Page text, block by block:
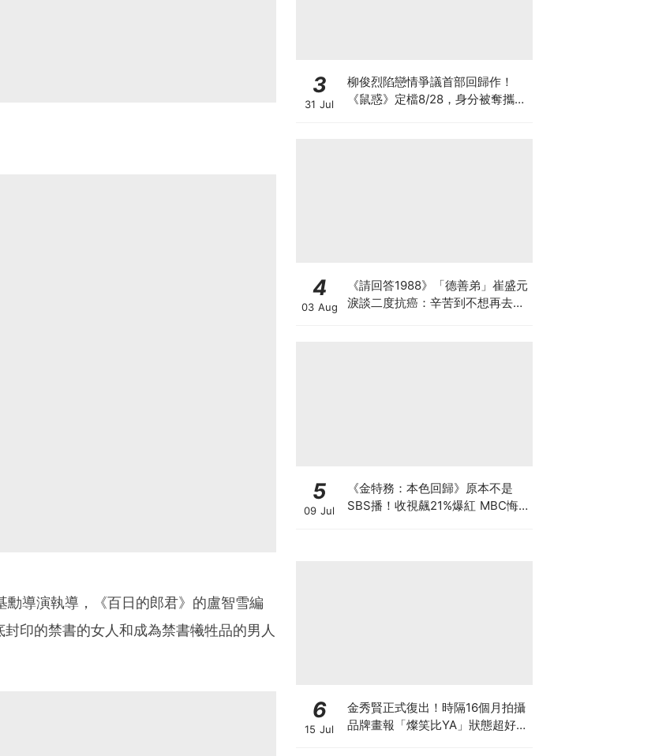
勳導演執導，《百日的郎君》的盧智雪編
印的禁書的女人和成為禁書犧牲品的男人
3
31 Jul
柳俊烈陷戀情爭議首部回歸作！
《鼠惑》定檔8/28，身分被奪攜手
4
03 Aug
《請回答1988》「德善弟」崔盛元
淚談二度抗癌：辛苦到不想再去回
5
09 Jul
《金特務：本色回歸》原本不是
SBS播！收視飆21%爆紅 MBC悔
6
15 Jul
金秀賢正式復出！時隔16個月拍攝
品牌畫報「燦笑比YA」狀態超好，